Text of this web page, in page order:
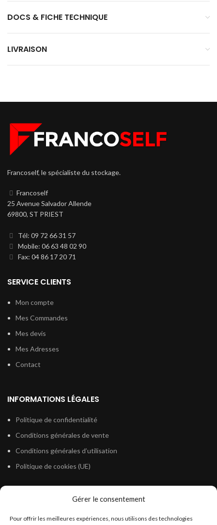
Gérer le consentement
Pour offrir les meilleures expériences, nous utilisons des technologies
DOCS & FICHE TECHNIQUE
LIVRAISON
Francoself, le spécialiste du stockage.
Francoself
25 Avenue Salvador Allende
69800, ST PRIEST
Tél: 09 72 66 31 57
Mobile: 06 63 48 02 90
Fax: 04 86 17 20 71
SERVICE CLIENTS
Mon compte
Mes Commandes
Mes devis
Mes Adresses
Contact
INFORMATIONS LÉGALES
Politique de confidentialité
Conditions générales de vente
Conditions générales d’utilisation
Politique de cookies (UE)
Législation Gasoil Fioul GNR